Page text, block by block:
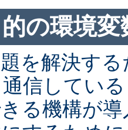
の環境変
を解決す
信してい
る機構が